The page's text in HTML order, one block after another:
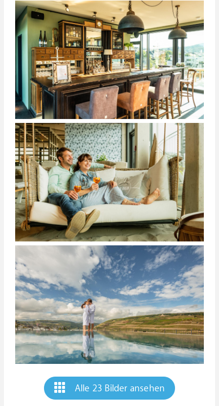
Alle 23 Bilder ansehen